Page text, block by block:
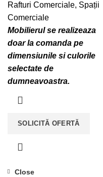
Rafturi Comerciale, Spații
Comerciale
Mobilierul se realizeaza
doar la comanda pe
dimensiunile si culorile
selectate de
dumneavoastra.
SOLICITĂ OFERTĂ
Close